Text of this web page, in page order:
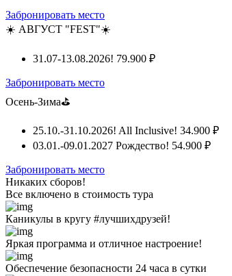
Забронировать место
☀️ АВГУСТ "FEST"☀️
31.07-13.08.2026! 79.900 ₽
Забронировать место
Осень-Зима⛳
25.10.-31.10.2026! All Inclusive! 34.900 ₽
03.01.-09.01.2027 Рождество! 54.900 ₽
Забронировать место
Никаких сборов!
Все включено в стоимость тура
Каникулы в кругу #лучшихдрузей!
Яркая программа и отличное настроение!
Обеспечение безопасности 24 часа в сутки